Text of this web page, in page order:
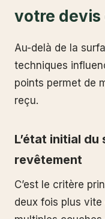
votre devis
Au-delà de la
techniques
points permet de
reçu.
L’état initial
revêtement
C’est le critère
deux fois plus vite